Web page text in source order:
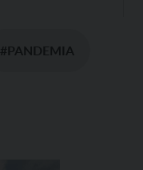
#PANDEMIA